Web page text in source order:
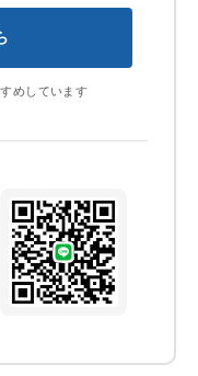
めしています